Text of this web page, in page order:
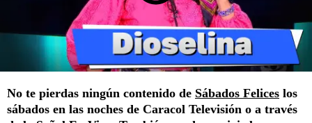
No te pierdas ningún contenido de Sábados Felices los
sábados en las noches de Caracol Televisión o a través